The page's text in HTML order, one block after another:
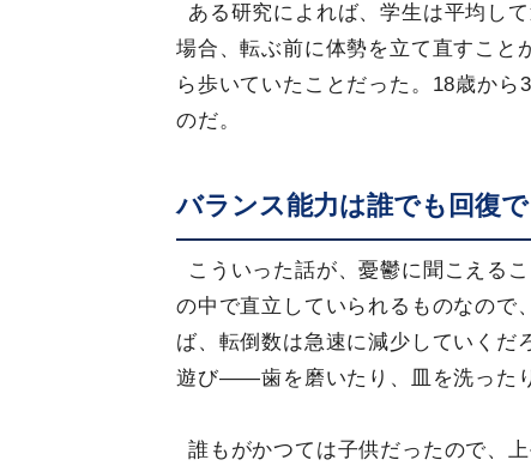
ある研究によれば、学生は平均し
場合、転ぶ前に体勢を立て直すこと
ら歩いていたことだった。18歳か
のだ。
バランス能力は誰でも回復
こういった話が、憂鬱に聞こえる
の中で直立していられるものなので
ば、転倒数は急速に減少していくだ
遊び――歯を磨いたり、皿を洗った
誰もがかつては子供だったので、